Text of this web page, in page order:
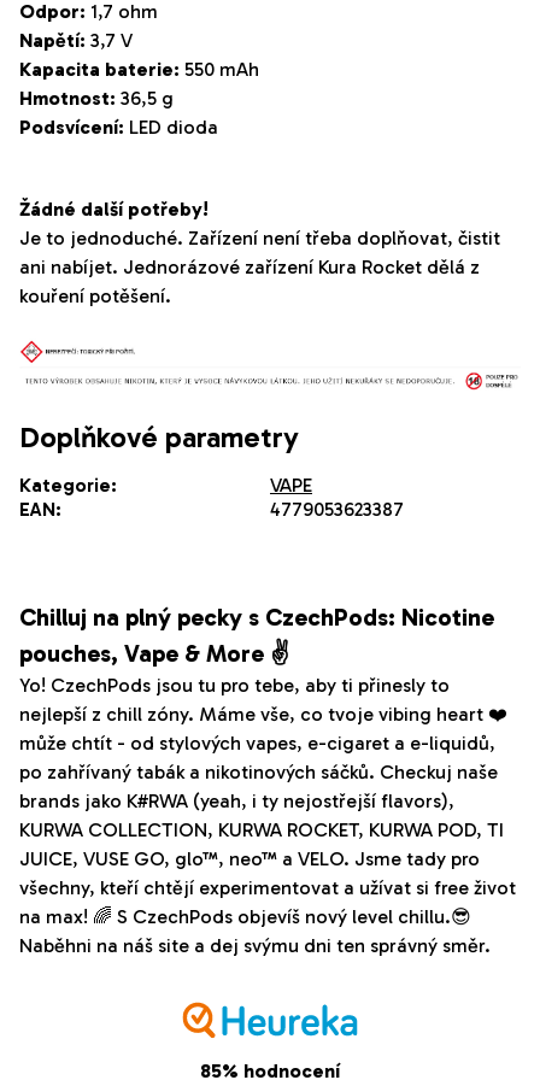
Odpor: 1,7 ohm
Napětí: 3,7 V
Kapacita baterie: 550 mAh
Hmotnost: 36,5 g
Podsvícení: LED dioda
Žádné další potřeby!
Je to jednoduché. Zařízení není třeba doplňovat, čistit
ani nabíjet. Jednorázové zařízení Kura Rocket dělá z
kouření potěšení.
Doplňkové parametry
Kategorie:
VAPE
EAN: 4779053623387
Chilluj na plný pecky s CzechPods: Nicotine
pouches, Vape & More ✌️
Yo! CzechPods jsou tu pro tebe, aby ti přinesly to
nejlepší z chill zóny. Máme vše, co tvoje vibing heart ❤️
může chtít - od stylových vapes, e-cigaret a e-liquidů,
po zahřívaný tabák a nikotinových sáčků. Checkuj naše
brands jako K#RWA (yeah, i ty nejostřejší flavors),
KURWA COLLECTION, KURWA ROCKET, KURWA POD, TI
JUICE, VUSE GO, glo™, neo™ a VELO. Jsme tady pro
všechny, kteří chtějí experimentovat a užívat si free život
na max! 🌈 S CzechPods objevíš nový level chillu.😎
Naběhni na náš site a dej svýmu dni ten správný směr.
85% hodnocení